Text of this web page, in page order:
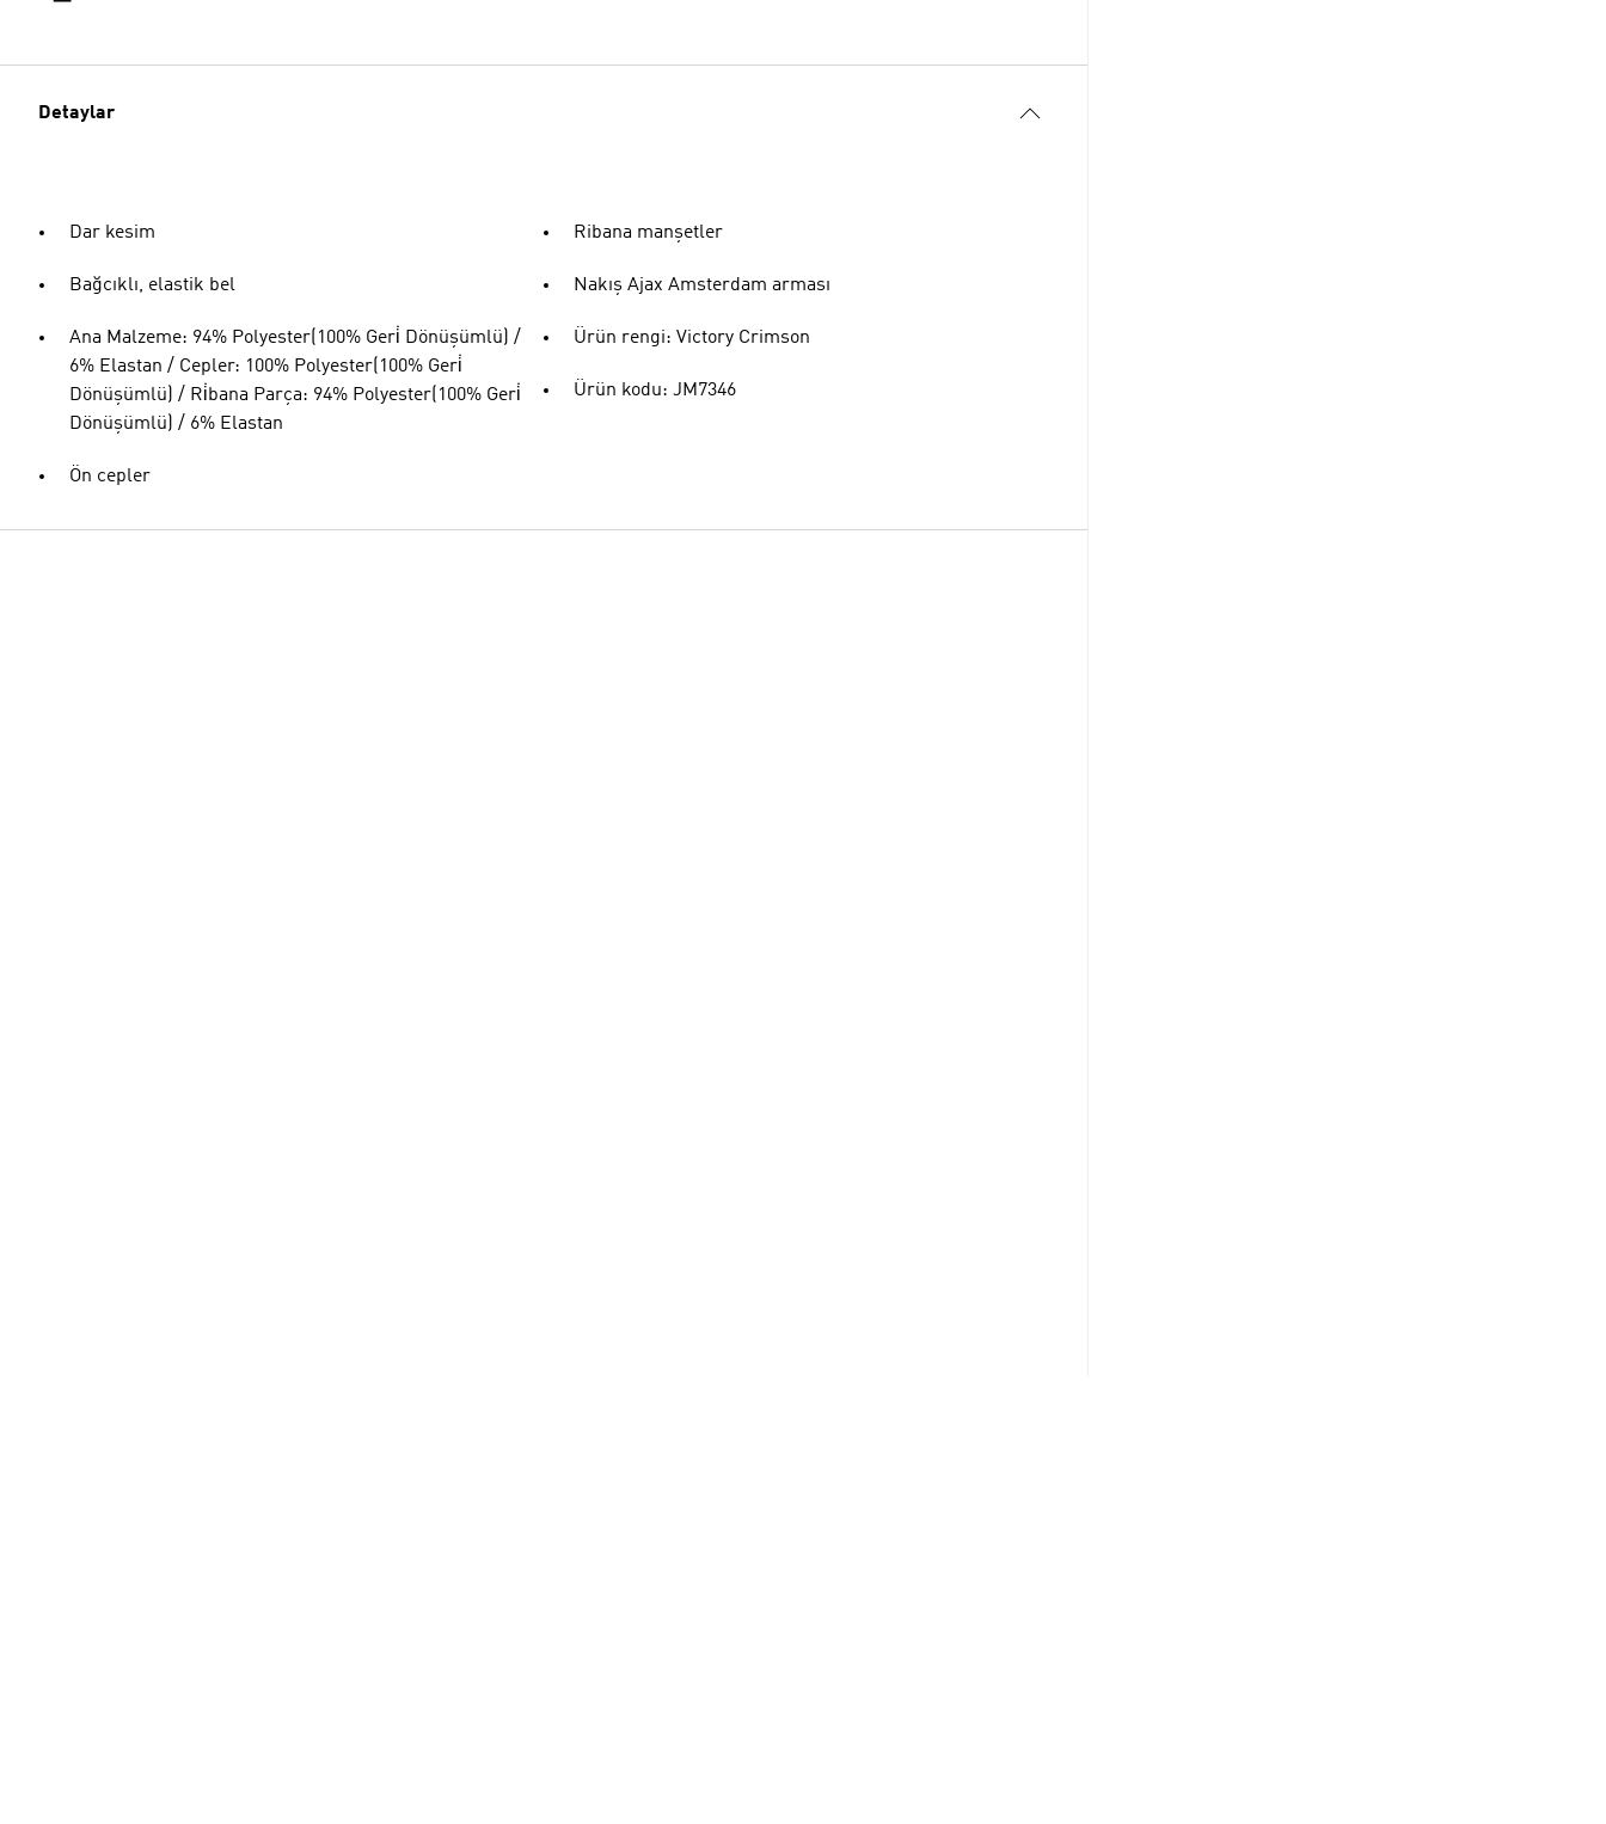
Detaylar
Dar kesim
Bağcıklı, elastik bel
Ana Malzeme: 94% Polyester(100% Geri̇ Dönüşümlü) /
6% Elastan / Cepler: 100% Polyester(100% Geri̇
Dönüşümlü) / Ri̇bana Parça: 94% Polyester(100% Geri̇
Dönüşümlü) / 6% Elastan
Ön cepler
Ribana manşetler
Nakış Ajax Amsterdam arması
Ürün rengi: Victory Crimson
Ürün kodu: JM7346